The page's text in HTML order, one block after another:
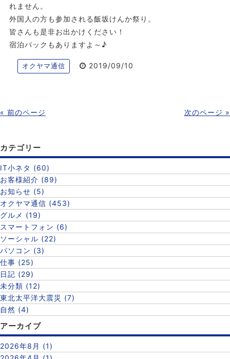
れません。
外国人の方も参加される飯坂けんか祭り。
皆さんも是非お出かけください！
宿泊パックもありますよ～♪
オクヤマ通信 2019/09/10
« 前のページ 次のページ »
カテゴリー
IT小ネタ (60)
お客様紹介 (89)
お知らせ (5)
オクヤマ通信 (453)
グルメ (19)
スマートフォン (6)
ソーシャル (22)
パソコン (3)
仕事 (25)
日記 (29)
未分類 (12)
東北太平洋大震災 (7)
自然 (4)
アーカイブ
2026年8月 (1)